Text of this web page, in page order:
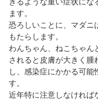
ます。
恐ろしいことに、マダニ
もたらします。
わんちゃん、ねこちゃん
されると皮膚が大きく腫
し、感染症にかかる可能
す。
近年特に注意しなければ